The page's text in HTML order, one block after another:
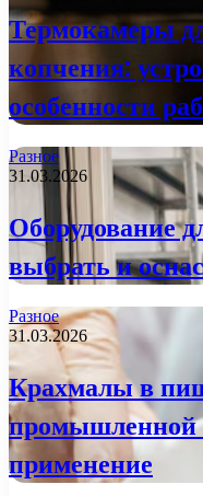
Термокамеры
копчения:
особенности
Разное
31.03.2026
Оборудование
выбрать и
Разное
31.03.2026
Крахмалы в
промышленной
применение